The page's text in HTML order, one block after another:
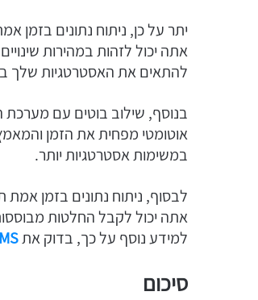
יתר על כן, ניתוח נתונים בזמן
אתה יכול לזהות במהירות
להתאים את האסטרטגיות שלך
אוטומטי מפחית את הזמן
במשימות אסטרטגיות יותר.
לבסוף, ניתוח נתונים בזמן
אתה יכול לקבל החלטות
למידע נוסף על כך, בדוק את
סיכום